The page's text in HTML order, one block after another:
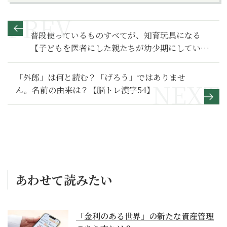
普段使っているものすべてが、知育玩具になる
【子どもを医者にした親たちが幼少期にしていた
こと】2
「外郎」は何と読む？「げろう」ではありませ
ん。名前の由来は？【脳トレ漢字54】
あわせて読みたい
「金利のある世界」の新たな資産管理